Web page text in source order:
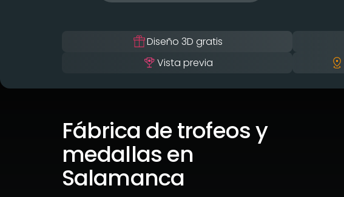
Diseño 3D gratis
Vista previa
Fábrica de trofeos y
medallas en
Salamanca